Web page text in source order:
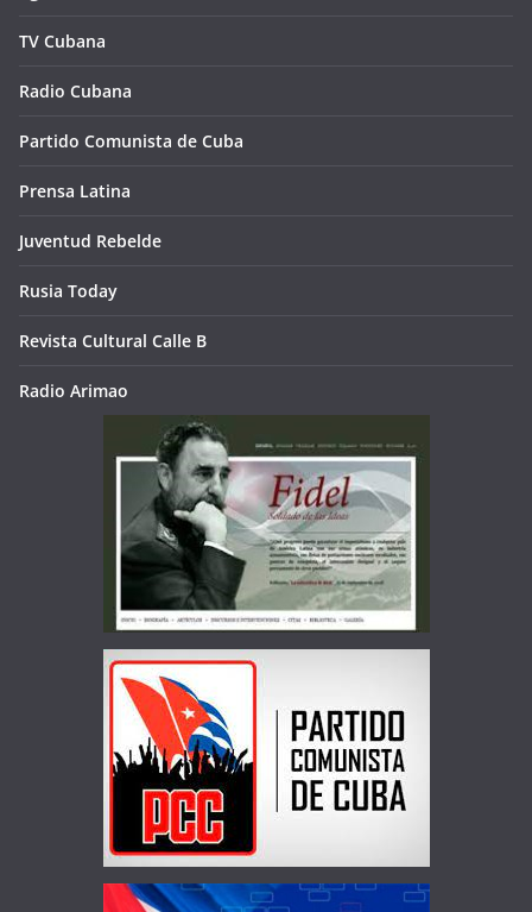
TV Cubana
Radio Cubana
Partido Comunista de Cuba
Prensa Latina
Juventud Rebelde
Rusia Today
Revista Cultural Calle B
Radio Arimao